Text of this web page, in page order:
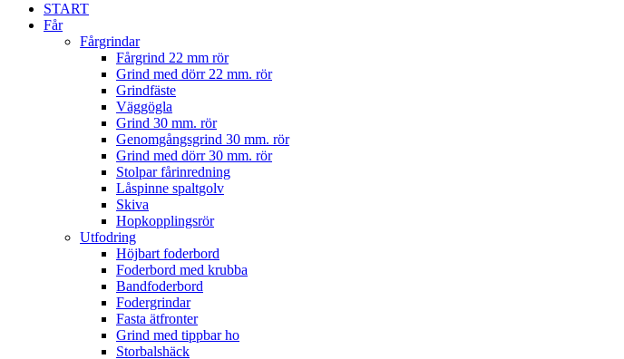
START
Får
Fårgrindar
Fårgrind 22 mm rör
Grind med dörr 22 mm. rör
Grindfäste
Väggögla
Grind 30 mm. rör
Genomgångsgrind 30 mm. rör
Grind med dörr 30 mm. rör
Stolpar fårinredning
Låspinne spaltgolv
Skiva
Hopkopplingsrör
Utfodring
Höjbart foderbord
Foderbord med krubba
Bandfoderbord
Fodergrindar
Fasta ätfronter
Grind med tippbar ho
Storbalshäck